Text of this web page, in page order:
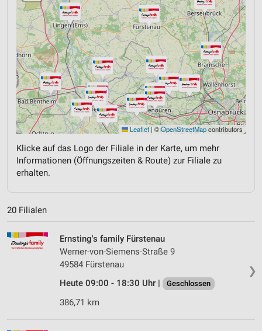
Leaflet | ©OpenStreetMapcontributors
Klicke auf das Logo der Filiale in der Karte, um mehr
Informationen (Öffnungszeiten & Route) zur Filiale zu
erhalten.
20 Filialen
❯
Ernsting's family Fürstenau
Werner-von-Siemens-Straße 9
49584 Fürstenau
Heute 09:00 - 18:30 Uhr |
Geschlossen
386,71 km